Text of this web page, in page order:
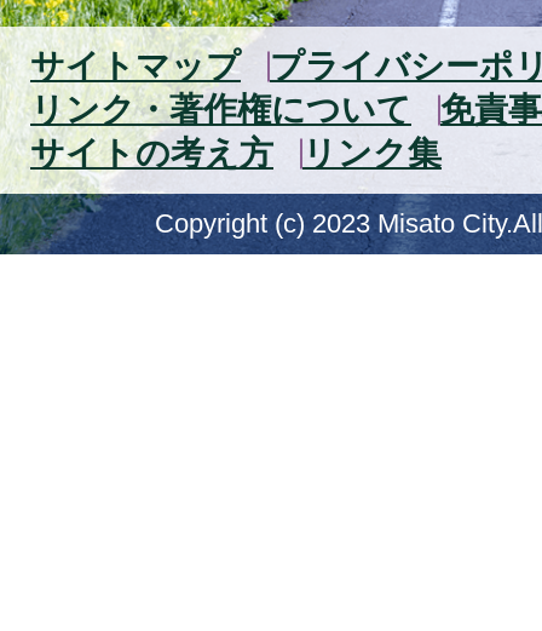
サイトマップ
プライバシーポ
リンク・著作権について
免責
サイトの考え方
リンク集
Copyright (c) 2023 Misato